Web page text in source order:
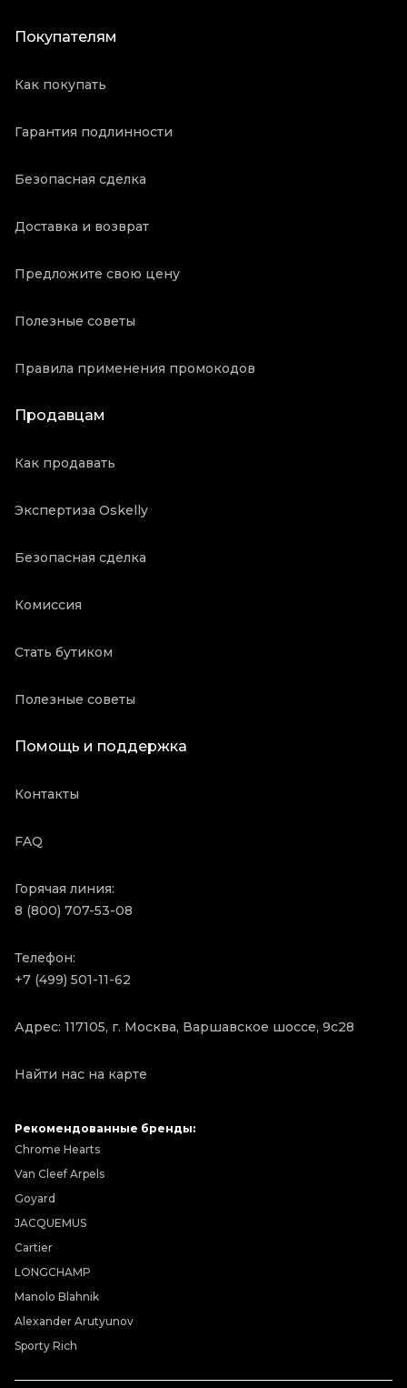
Покупателям
Как покупать
Гарантия подлинности
Безопасная сделка
Доставка и возврат
Предложите свою цену
Полезные советы
Правила применения промокодов
Продавцам
Как продавать
Экспертиза Oskelly
Безопасная сделка
Комиссия
Стать бутиком
Полезные советы
Помощь и поддержка
Контакты
FAQ
Горячая линия:
8 (800) 707-53-08
Телефон:
+7 (499) 501-11-62
Адрес: 117105, г. Москва, Варшавское шоссе, 9с28
Найти нас на карте
Рекомендованные бренды:
Chrome Hearts
Van Cleef Arpels
Goyard
JACQUEMUS
Cartier
LONGCHAMP
Manolo Blahnik
Alexander Arutyunov
Sporty Rich